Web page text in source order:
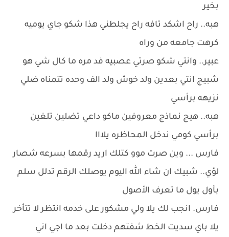
بخير
هبه.. راح اشكد تافه راح يجلطني هذا شكو جاي يوميه
كرهت جامعه من وراه
عبير.. وانتي شكو صرتي عصبيه فد مره ما كال شي هو
شبيج انتي بعدين ولد خوش ولد الف وحده تتمناه ضلي
نزيهه برأسي
هبه.. هيج نماذج معروفين ماكو داعي تضلين تلغين
برأسي كومي ندخل المحاظره يلااا
فارس ... وين صرت موو كتلك اريد رقمها بسرعه شصار
لؤي.. شبيك ان شاء الله اليوم يوصلك الرقم تدلل سلم
بأول يول ما تعرف الأصول
فارس. انجب لك يلا ولي مشكور على خدمه انتظر لا تتأخر
يلا باي سديت الخط شفتهم دخلت بعد ما اجي اني